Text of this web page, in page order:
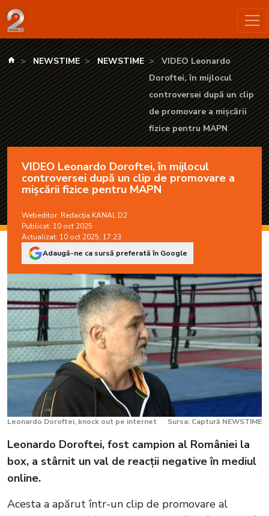
VIDEO Leonardo Doroftei, în mijlocul controversei după un
kanald.ro
NEWSTIME NEWSTIME
VIDEO Leonardo
Doroftei, în mijlocul
controversei după un clip
de promovare a mișcării
fizice pentru MAPN
VIDEO Leonardo Doroftei, în mijlocul
controversei după un clip de promovare a
mișcării fizice pentru MAPN
Webeditor: Redacția KANAL D2
Publicat: 10 oct 2025
Actualizat: 10 oct 2025, 17:23
Adaugă-ne ca sursă preferată în Google
Leonardo Doroftei, knock out pe internet Sursa: Captură NEWSTIME
Leonardo Doroftei, fost campion al României la
box, a stârnit un val de reacții negative în mediul
online.
Acesta a apărut într-un clip de promovare al